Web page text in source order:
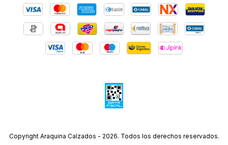
Copyright Araquina Calzados - 2026. Todos los derechos reservados.